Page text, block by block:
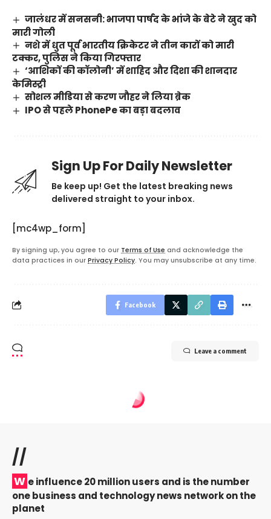
जालंधर में सनसनी: भाजपा पार्षद के भांजे के बेटे ने खुद को
मारी गोली
नशे में धुत पूर्व भारतीय क्रिकेटर ने तीन कारों को मारी
टक्कर, पुलिस ने किया गिरफ्तार
‘आशिकों की कॉलोनी’ में शाहिद और दिशा की शानदार
केमिस्ट्री
सोशल मीडिया से करण जौहर ने लिया ब्रेक
IPO से पहले PhonePe का बड़ा बदलाव
Sign Up For Daily Newsletter
Be keep up! Get the latest breaking news
delivered straight to your inbox.
[mc4wp_form]
By signing up, you agree to our Terms of Use and acknowledge the
data practices in our Privacy Policy. You may unsubscribe at any time.
Facebook
Leave a comment
//
W e influence 20 million users and is the number
one business and technology news network on the
planet